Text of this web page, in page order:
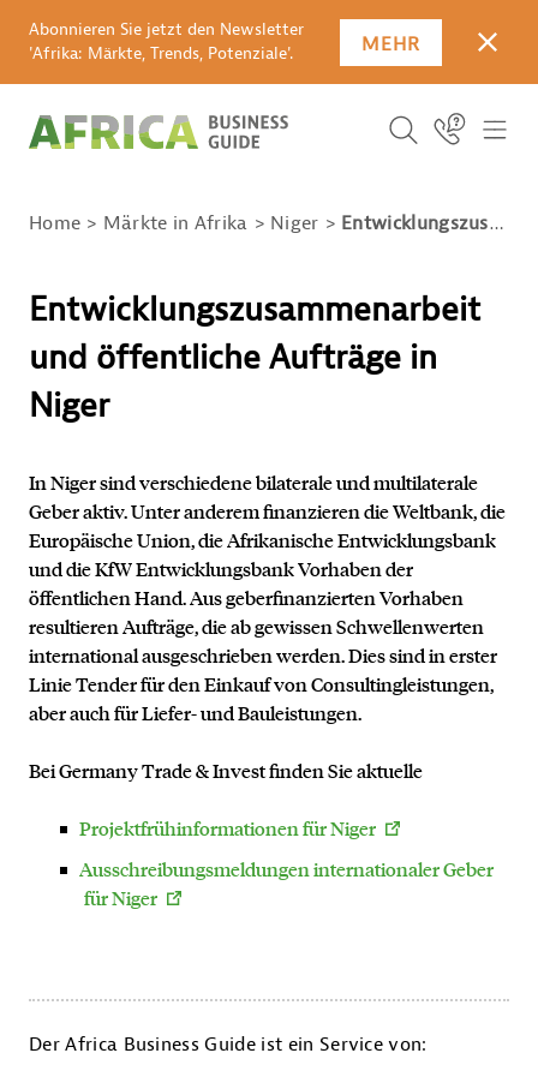
Abonnieren Sie jetzt den Newsletter
'Afrika: Märkte, Trends, Potenziale'.
MEHR
ICON
SUCHBEGRIFF
SUCHEN
Icon Link
Home Märkte in Afrika Niger Entwicklungszusammenarbeit und öffentliche Aufträge in Niger
Entwicklungszusammenarbeit
und öffentliche Aufträge in
Niger
In Niger sind verschiedene bilaterale und multilaterale
Geber aktiv. Unter anderem finanzieren die Weltbank, die
Europäische Union, die Afrikanische Entwicklungsbank
und die KfW Entwicklungsbank Vorhaben der
öffentlichen Hand. Aus geberfinanzierten Vorhaben
resultieren Aufträge, die ab gewissen Schwellenwerten
international ausgeschrieben werden. Dies sind in erster
Linie Tender für den Einkauf von Consultingleistungen,
aber auch für Liefer- und Bauleistungen.
BeiGermany Trade & Invest finden Sie aktuelle
Projektfrühinformationen für Niger
Ausschreibungsmeldungen internationaler Geber
für Niger
Der Africa Business Guide ist ein Service von: